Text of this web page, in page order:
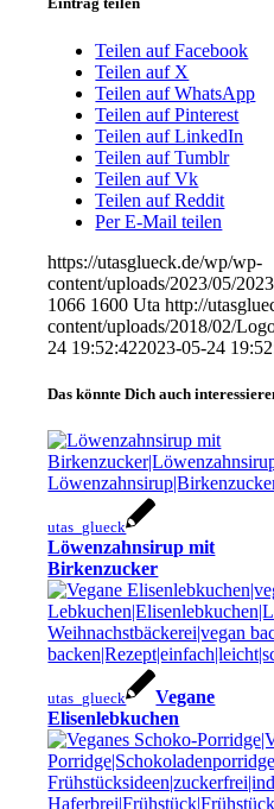
Teilen auf Facebook
Teilen auf X
Teilen auf WhatsApp
Teilen auf Pinterest
Teilen auf LinkedIn
Teilen auf Tumblr
Teilen auf Vk
Teilen auf Reddit
Per E-Mail teilen
https://utasglueck.de/wp/wp-
content/uploads/2023/05/
1066 1600 Uta http://
content/uploads/2018/02/
24 19:52:422023-05-24
Das könnte Dich auch
utas_glueck
Löwenzahnsirup mit
Birkenzucker
utas_glueck
Vegane
Elisenlebkuchen